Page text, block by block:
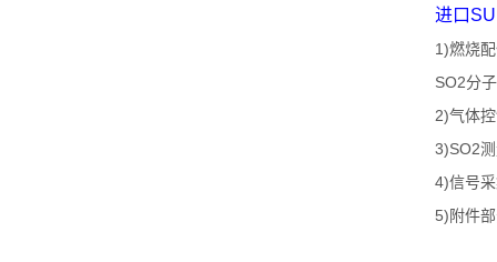
进口
1)燃烧
SO2分
2)气体
3)SO2
4)信号
5) 附件